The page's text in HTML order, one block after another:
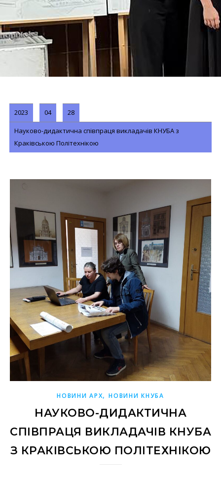
2023 04 28
Науково-дидактична співпраця викладачів КНУБА з
Краківською Політехнікою
НОВИНИ АРХ,НОВИНИ КНУБА
НАУКОВО-ДИДАКТИЧНА
СПІВПРАЦЯ ВИКЛАДАЧІВ КНУБА
З КРАКІВСЬКОЮ ПОЛІТЕХНІКОЮ